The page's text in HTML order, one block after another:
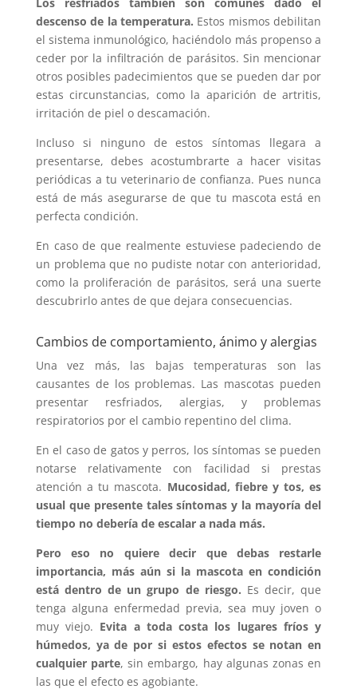
descenso de la temperatura. Estos mismos debilitan
el sistema inmunológico, haciéndolo más propenso a
ceder por la infiltración de parásitos. Sin mencionar
otros posibles padecimientos que se pueden dar por
estas circunstancias, como la aparición de artritis,
irritación de piel o descamación.
Incluso si ninguno de estos síntomas llegara a
presentarse, debes acostumbrarte a hacer visitas
periódicas a tu veterinario de confianza. Pues nunca
está de más asegurarse de que tu mascota está en
perfecta condición.
En caso de que realmente estuviese padeciendo de
un problema que no pudiste notar con anterioridad,
como la proliferación de parásitos, será una suerte
descubrirlo antes de que dejara consecuencias.
Cambios de comportamiento, ánimo y alergias
Una vez más, las bajas temperaturas son las
causantes de los problemas. Las mascotas pueden
presentar resfriados, alergias, y problemas
respiratorios por el cambio repentino del clima.
En el caso de gatos y perros, los síntomas se pueden
notarse relativamente con facilidad si prestas
atención a tu mascota. Mucosidad, fiebre y tos, es
usual que presente tales síntomas y la mayoría del
tiempo no debería de escalar a nada más.
Pero eso no quiere decir que debas restarle
importancia, más aún si la mascota en condición
está dentro de un grupo de riesgo. Es decir, que
tenga alguna enfermedad previa, sea muy joven o
muy viejo. Evita a toda costa los lugares fríos y
húmedos, ya de por si estos efectos se notan en
cualquier parte, sin embargo, hay algunas zonas en
las que el efecto es agobiante.